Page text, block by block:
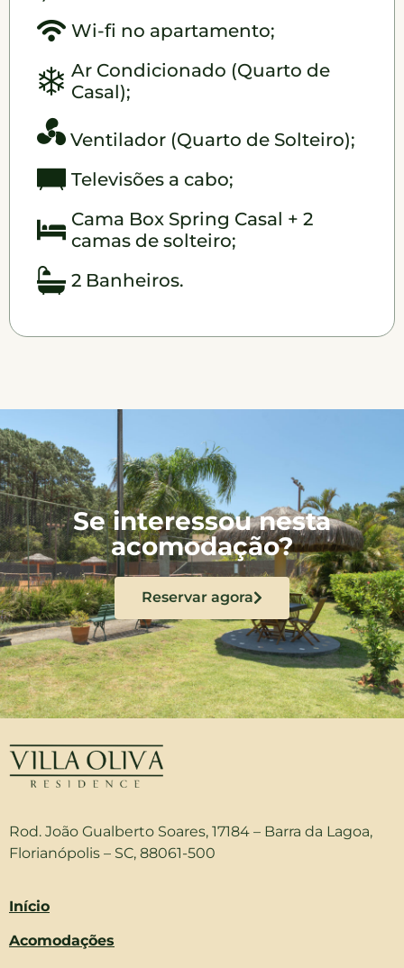
Wi-fi no apartamento;
Ar Condicionado (Quarto de
Casal);
Ventilador (Quarto de Solteiro);
Televisões a cabo;
Cama Box Spring Casal + 2
camas de solteiro;
2 Banheiros.
Se interessou nesta
acomodação?
Reservar agora
Rod. João Gualberto Soares, 17184 – Barra da Lagoa,
Florianópolis – SC, 88061-500
Início
Acomodações